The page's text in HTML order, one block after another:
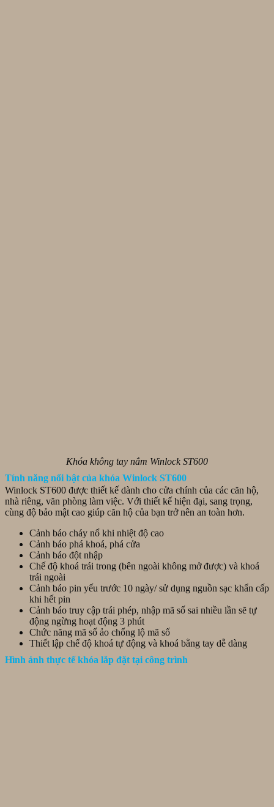
Khóa không tay nắm Winlock ST600
Tính năng nổi bật của khóa Winlock ST600
Winlock ST600 được thiết kế dành cho cửa chính của các căn hộ,
nhà riêng, văn phòng làm việc. Với thiết kế hiện đại, sang trọng,
cùng độ bảo mật cao giúp căn hộ của bạn trở nên an toàn hơn.
Cảnh báo cháy nổ khi nhiệt độ cao
Cảnh báo phá khoá, phá cửa
Cảnh báo đột nhập
Chế độ khoá trái trong (bên ngoài không mở được) và khoá
trái ngoài
Cảnh báo pin yếu trước 10 ngày/ sử dụng nguồn sạc khẩn cấp
khi hết pin
Cảnh báo truy cập trái phép, nhập mã số sai nhiều lần sẽ tự
động ngừng hoạt động 3 phút
Chức năng mã số ảo chống lộ mã số
Thiết lập chế độ khoá tự động và khoá bằng tay dễ dàng
Hình ảnh thực tế khóa lắp đặt tại công trình